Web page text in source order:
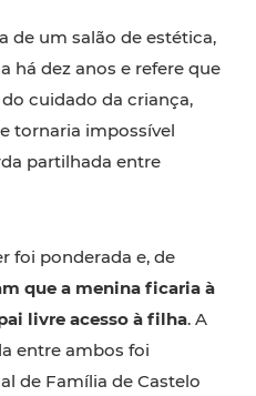
de um salão de estética,
há dez anos e refere que
cuidado da criança,
tornaria impossível
partilhada entre
foi ponderada e, de
que a menina ficaria à
livre acesso à filha. A
entre ambos foi
de Família de Castelo